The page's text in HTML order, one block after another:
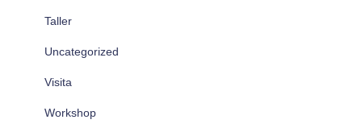
Taller
Uncategorized
Visita
Workshop